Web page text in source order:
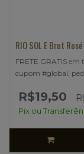
RIO SOL E Brut
FRETE GRATIS
cupom #global,
R$19,50
Pix ou